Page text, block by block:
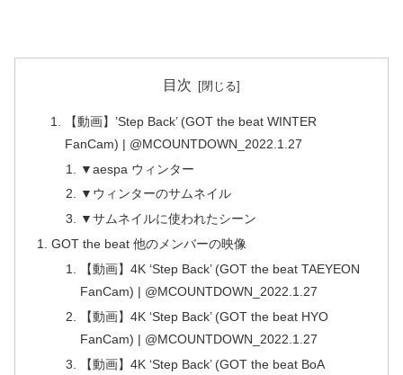
目次
【動画】’Step Back’ (GOT the beat WINTER
FanCam) | @MCOUNTDOWN_2022.1.27
▼aespa ウィンター
▼ウィンターのサムネイル
▼サムネイルに使われたシーン
GOT the beat 他のメンバーの映像
【動画】4K ‘Step Back’ (GOT the beat TAEYEON
FanCam) | @MCOUNTDOWN_2022.1.27
【動画】4K ‘Step Back’ (GOT the beat HYO
FanCam) | @MCOUNTDOWN_2022.1.27
【動画】4K ‘Step Back’ (GOT the beat BoA